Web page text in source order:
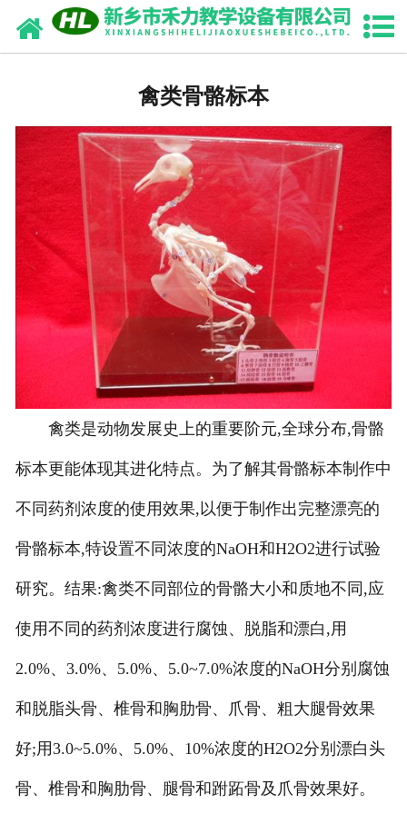
网站首页
畜牧兽医干（浸）制标本
中药腊叶标本
生药切片标本
骨骼标本
动植物标本
教学切片标本
生物标本
禽类骨骼标本
禽类是动物发展史上的重要阶元,全球分布,骨骼
标本更能体现其进化特点。为了解其骨骼标本制作中
不同药剂浓度的使用效果,以便于制作出完整漂亮的
骨骼标本,特设置不同浓度的NaOH和H2O2进行试验
研究。结果:禽类不同部位的骨骼大小和质地不同,应
使用不同的药剂浓度进行腐蚀、脱脂和漂白,用
2.0%、3.0%、5.0%、5.0~7.0%浓度的NaOH分别腐蚀
和脱脂头骨、椎骨和胸肋骨、爪骨、粗大腿骨效果
好;用3.0~5.0%、5.0%、10%浓度的H2O2分别漂白头
骨、椎骨和胸肋骨、腿骨和跗跖骨及爪骨效果好。